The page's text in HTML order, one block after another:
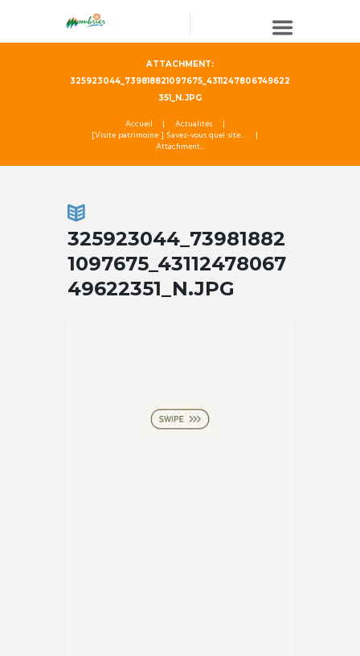
ATTACHMENT:
325923044_739818821097675_4311247806749622
351_N.JPG
Accueil
Actualités
[Visite patrimoine ] Savez-vous quel site...
Attachment...
325923044_73981882
1097675_43112478067
49622351_N.JPG